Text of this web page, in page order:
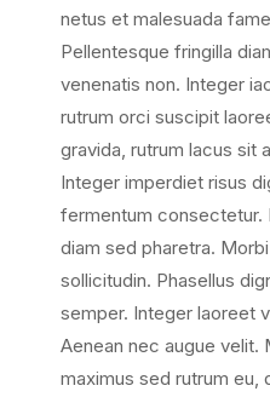
netus et malesuada
Pellentesque fringilla
venenatis non. Integer
rutrum orci suscipit
gravida, rutrum lacus sit
Integer imperdiet risus
fermentum consectetur.
diam sed pharetra.
sollicitudin. Phasellus
semper. Integer laoreet
Aenean nec augue velit.
maximus sed rutrum eu,